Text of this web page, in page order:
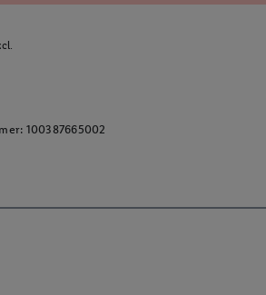
100387665002